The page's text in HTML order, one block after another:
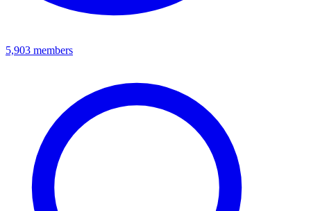
5,903 members